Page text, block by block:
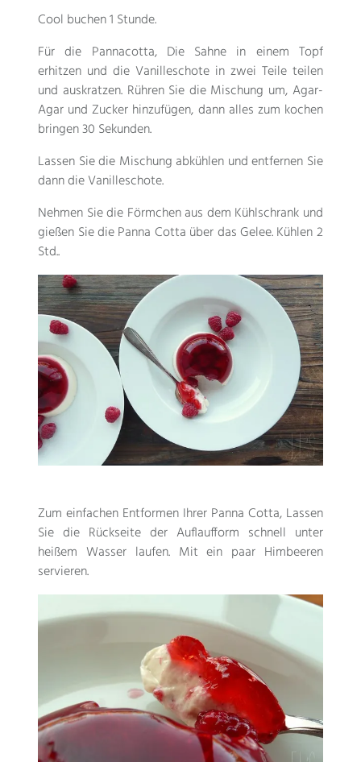
Cool buchen 1 Stunde.
Für die Pannacotta, Die Sahne in einem Topf
erhitzen und die Vanilleschote in zwei Teile teilen
und auskratzen. Rühren Sie die Mischung um, Agar-
Agar und Zucker hinzufügen, dann alles zum kochen
bringen 30 Sekunden.
Lassen Sie die Mischung abkühlen und entfernen Sie
dann die Vanilleschote.
Nehmen Sie die Förmchen aus dem Kühlschrank und
gießen Sie die Panna Cotta über das Gelee. Kühlen 2
Std..
Zum einfachen Entformen Ihrer Panna Cotta, Lassen
Sie die Rückseite der Auflaufform schnell unter
heißem Wasser laufen. Mit ein paar Himbeeren
servieren.